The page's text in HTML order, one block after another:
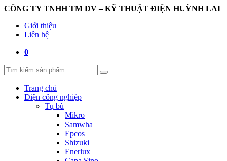
CÔNG TY TNHH TM DV – KỸ THUẬT ĐIỆN HUỲNH LAI
Giới thiệu
Liên hệ
0
Trang chủ
Điện công nghiệp
Tụ bù
Mikro
Samwha
Epcos
Shizuki
Enerlux